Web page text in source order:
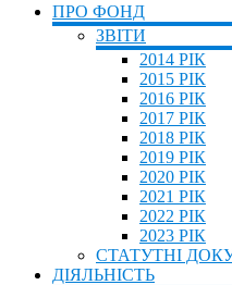
ПРО ФОНД
ЗВІТИ
2014 РІК
2015 РІК
2016 РІК
2017 РІК
2018 РІК
2019 РІК
2020 РІК
2021 РІК
2022 РІК
2023 РІК
СТАТУТНІ
ДІЯЛЬНІСТЬ